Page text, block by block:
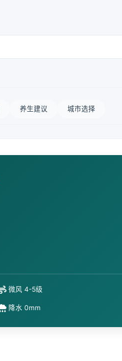
养生建议 城市选择
微风 4-5级
降水 0mm